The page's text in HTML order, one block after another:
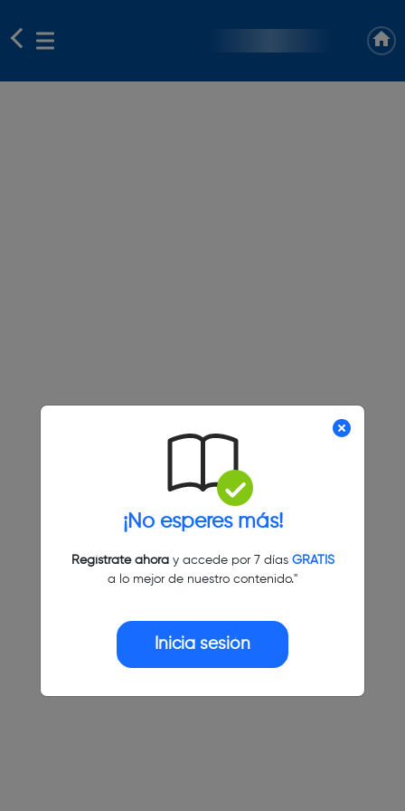
¡No esperes más!
Regístrate ahoray accede por 7 días GRATIS
a lo mejor de nuestro contenido."
Inicia sesión